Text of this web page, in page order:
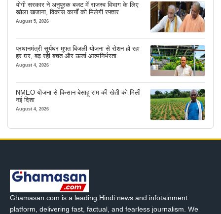
योगी सरकार ने अनुपूरक बजट में राजस्व विभाग के लिए
खोला खजाना, विकास कार्यों को मिलेगी रफ्तार
August 5, 2026
प्रधानमंत्री सूर्यघर मुफ्त बिजली योजना से रोशन हो रहा
हर घर, बढ़ रही बचत और ऊर्जा आत्मनिर्भरता
August 4, 2026
NMEO योजना से किसान बेसाहू राम की खेती को मिली
नई दिशा
August 4, 2026
Ghamasan.com is a leading Hindi news and infotainment
platform, delivering fast, factual, and fearless journalism. We